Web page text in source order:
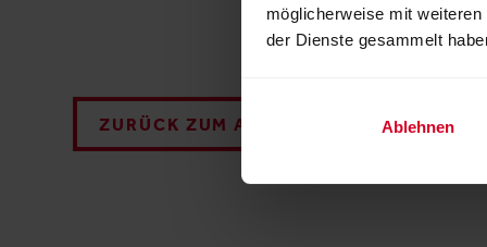
möglicherweise mit
der Dienste gesammelt
Ablehnen
ZURÜCK ZUM AUSSTELLER